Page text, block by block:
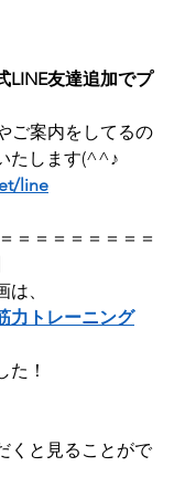
LINE友達追加でプ
ご案内をしてるの
たします(^^♪
line
＝＝＝＝＝＝＝＝
、
力トレーニング
た！
くと見ることがで